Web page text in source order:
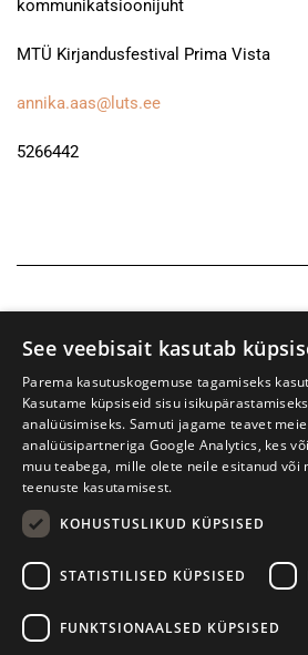
kommunikatsioonijuht
MTÜ Kirjandusfestival Prima Vista
annika.aas@luts.ee
5266442
Prima Vista kirjandusfestival
+372
See veebisait kasutab
Parema kasutuskogemuse tagamiseks
Kasutame küpsiseid sisu
analüüsimiseks. Samuti jagame teavet
analüüsipartneriga Google Analytics, kes
muu teabega, mille olete neile esitanud või
teenuste kasutamisest.
KOHUSTUSLIKUD KÜPSISED
STATISTILISED KÜPSISED
FUNKTSIONAALSED KÜPSISED